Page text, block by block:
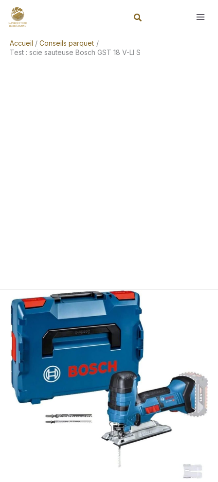
Accueil
Conseils parquet
Test : scie sauteuse Bosch GST 18 V-LI S
Rechercher